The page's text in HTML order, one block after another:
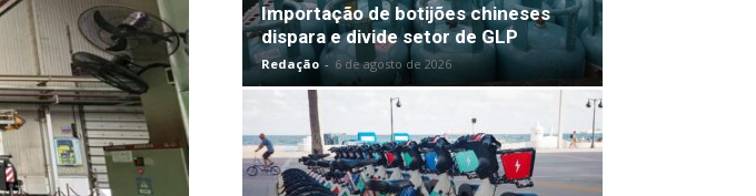
Importação de botijões chineses
dispara e divide setor de GLP
Redação - 6 de agosto de 2026